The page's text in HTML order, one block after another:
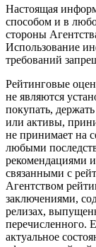
Настоящая
способом и в
стороны
Использование
требований
Рейтинговые
не являются
покупать,
или активы,
не принимает на
любыми
рекомендациями
связанными с
Агентством
заключениями,
релизах,
перечисленного.
актуальное